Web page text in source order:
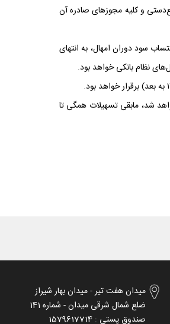
گردشگری و صنایع‌دستی و کلیه مجوزهای صادره آن
تمامی اقساطی که در بازه زمانی مهر ماه ۹۹ تا اسفندماه ۹۹ سررسید می‌شوند، با احتساب سود دوران امهال، به انتهای
نظام بانکی خواهد بود.
از تسهیلات جدید مصوب حمایتی کرونا که مطابق مصوبات اخیر به زودی پرداخت خواهد شد و بازپرداخت آن از اردیبهشت ۱۴۰۰ آغاز خواهد شد، مابقی تسهیلات همگی تا
میدان هفت تیر - میدان بهار شیراز
ضلع شمال شرقی میدان - شماره 141
صندوق پستی : 1579617714